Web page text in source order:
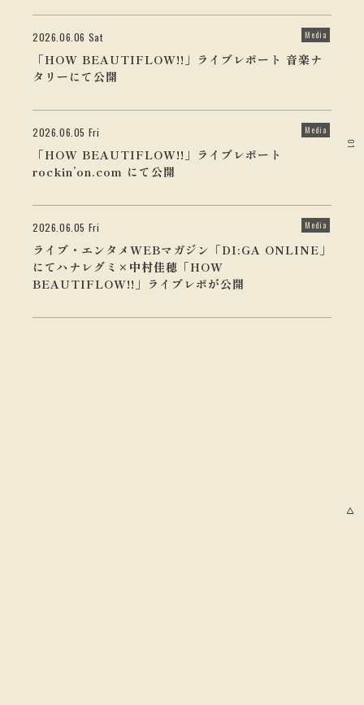
01
2026.06.06 Sat Media
「HOW BEAUTIFLOW!!」ライブレポート 音楽ナ
タリーにて公開
2026.06.05 Fri Media
「HOW BEAUTIFLOW!!」ライブレポート
rockin’on.com にて公開
2026.06.05 Fri Media
ライブ・エンタメWEBマガジン「DI:GA ONLINE」
にてハナレグミ×中村佳穂「HOW
BEAUTIFLOW!!」ライブレポが公開